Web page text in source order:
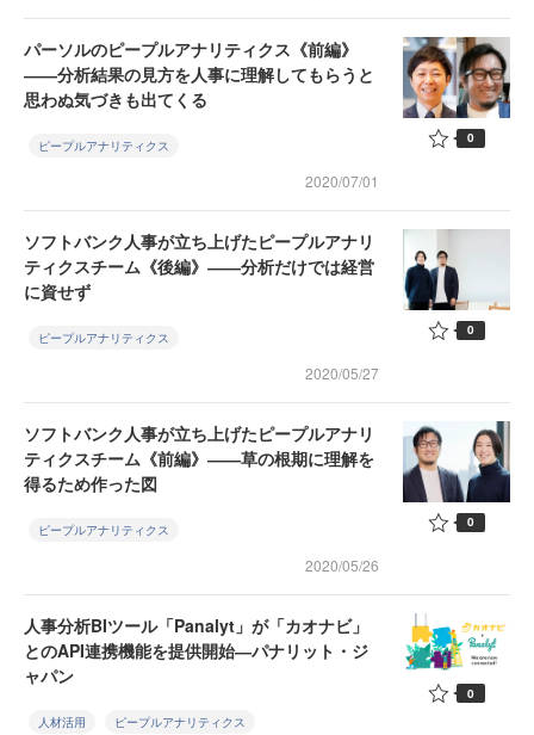
パーソルのピープルアナリティクス《前編》
――分析結果の見方を人事に理解してもらうと
思わぬ気づきも出てくる
ピープルアナリティクス
2020/07/01
0
ソフトバンク人事が立ち上げたピープルアナリ
ティクスチーム《後編》――分析だけでは経営
に資せず
ピープルアナリティクス
2020/05/27
0
ソフトバンク人事が立ち上げたピープルアナリ
ティクスチーム《前編》――草の根期に理解を
得るため作った図
ピープルアナリティクス
2020/05/26
0
人事分析BIツール「Panalyt」が「カオナビ」
とのAPI連携機能を提供開始―パナリット・ジ
ャパン
人材活用 ピープルアナリティクス
0